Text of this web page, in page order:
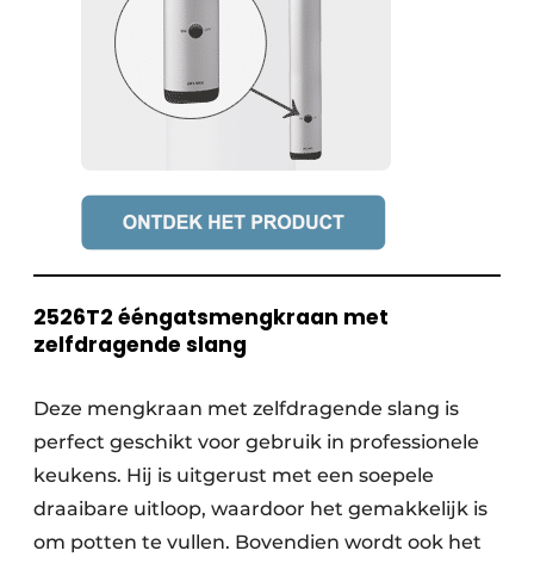
2526T2 ééngatsmengkraan met
zelfdragende slang
Deze mengkraan met zelfdragende slang is
perfect geschikt voor gebruik in professionele
keukens. Hij is uitgerust met een soepele
draaibare uitloop, waardoor het gemakkelijk is
om potten te vullen. Bovendien wordt ook het